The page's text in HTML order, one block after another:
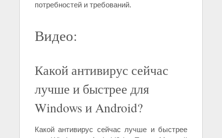
потребностей и требований.
Видео:
Какой антивирус сейчас
лучше и быстрее для
Windows и Android?
Какой антивирус сейчас лучше и быстрее